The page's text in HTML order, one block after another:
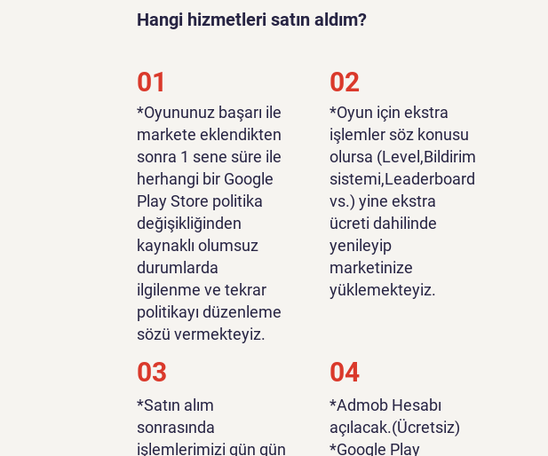
Hangi hizmetleri satın aldım?
01
​*Oyununuz başarı ile
markete eklendikten
sonra 1 sene süre ile
herhangi bir Google
Play Store politika
değişikliğinden
kaynaklı olumsuz
durumlarda
ilgilenme ve tekrar
politikayı düzenleme
sözü vermekteyiz.
03
*Satın alım
sonrasında
işlemlerimizi gün gün
02
*Oyun için ekstra
işlemler söz konusu
olursa (Level,Bildirim
sistemi,Leaderboard
vs.) yine ekstra
ücreti dahilinde
yenileyip
marketinize
yüklemekteyiz.
04
*Admob Hesabı
açılacak.(Ücretsiz)
*Google Play